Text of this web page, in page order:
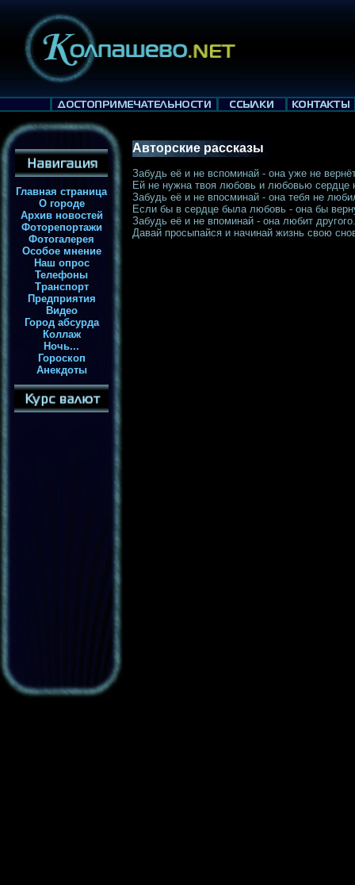
Главная страница
О городе
Архив новостей
Фоторепортажи
Фотогалерея
Особое мнение
Наш опрос
Телефоны
Транспорт
Предприятия
Видео
Город абсурда
Коллаж
Ночь...
Гороскоп
Анекдоты
Авторские рассказы
Забудь её и не вспоминай - она уже не
Ей не нужна твоя любовь и любовью сердце
Забудь её и не впосминай - она тебя не
Если бы в сердце была любовь - она бы
Забудь её и не впоминай - она любит другого.
Давай просыпайся и начинай жизнь свою